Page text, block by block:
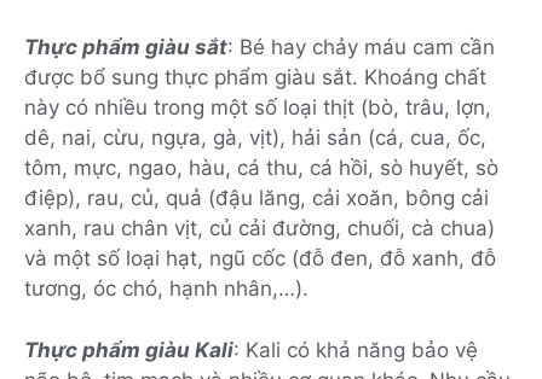
Thực phẩm giàu sắt: Bé hay chảy máu cam cần
được bổ sung thực phẩm giàu sắt. Khoáng chất
này có nhiều trong một số loại thịt (bò, trâu, lợn,
dê, nai, cừu, ngựa, gà, vịt), hải sản (cá, cua, ốc,
tôm, mực, ngao, hàu, cá thu, cá hồi, sò huyết, sò
điệp), rau, củ, quả (đậu lăng, cải xoăn, bông cải
xanh, rau chân vịt, củ cải đường, chuối, cà chua)
và một số loại hạt, ngũ cốc (đỗ đen, đỗ xanh, đỗ
tương, óc chó, hạnh nhân,…).
Thực phẩm giàu Kali: Kali có khả năng bảo vệ